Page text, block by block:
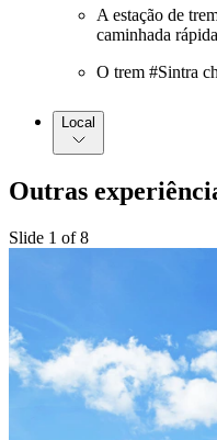
A estação de
caminhada
O trem #Sintra
Local
Outras
Slide 1 of 8